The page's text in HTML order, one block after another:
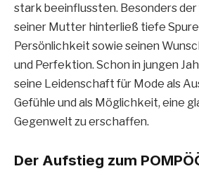
stark beeinflussten. Besonders
seiner Mutter hinterließ tiefe
Persönlichkeit sowie seinen
und Perfektion. Schon in jungen
seine Leidenschaft für Mode als
Gefühle und als Möglichkeit, eine
Gegenwelt zu erschaffen.
Der Aufstieg zum